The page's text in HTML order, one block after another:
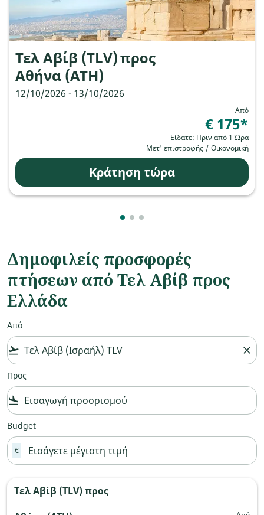
Τελ Αβίβ (TLV)προς
Αθήνα (ATH)
12/10/2026 - 13/10/2026
Από
€ 175*
Είδατε: Πριν από 1 Ώρα
Μετ' επιστροφής / Οικονομική
Κράτηση τώρα
Δημοφιλείς προσφορές
πτήσεων από Τελ Αβίβ προς
Ελλάδα
Από
flight_takeoff close
Προς
flight_land
Budget
€
Τελ Αβίβ (TLV)προς